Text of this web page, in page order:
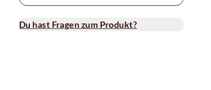
Du hast Fragen zum Produkt?